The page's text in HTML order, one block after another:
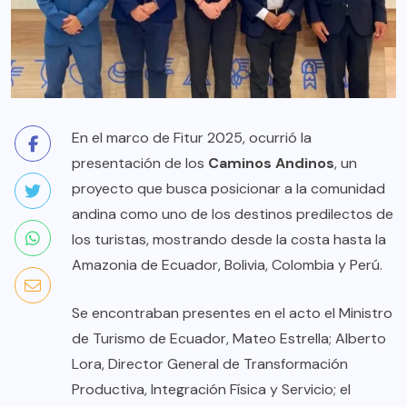
En el marco de Fitur 2025, ocurrió la
presentación de los Caminos Andinos, un
proyecto que busca posicionar a la comunidad
andina como uno de los destinos predilectos de
los turistas, mostrando desde la costa hasta la
Amazonia de Ecuador, Bolivia, Colombia y Perú.
Se encontraban presentes en el acto el Ministro
de Turismo de Ecuador, Mateo Estrella; Alberto
Lora, Director General de Transformación
Productiva, Integración Física y Servicio; el